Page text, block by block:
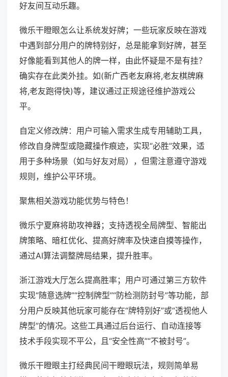
好友间互动乐趣。
微乐干瞪眼怎么让系统发好牌；一些玩家反映在游戏
中遇到部分用户的牌特别好，总是能拿到好牌，甚至
好像能看到其他人的牌一样，由此怀疑是不是有挂？
确实存在此类外挂。如(新广西老友麻将,老友棋牌麻
将,老友跑得快)等，建议通过正规途径维护游戏公
平。
自定义修改牌：用户可输入需求生成专用辅助工具，
修改自身牌型或隐藏操作痕迹，实现“必胜”效果，适
用于多种场景（如与好友对局），但需注意遵守游戏
规则，维护公平环境。
聚焦相关游戏功能优势与特色！
微乐宁夏麻将助攻神器；支持透视全局牌型、智能出
牌策略、暗杠优化、提高好牌率及快速自摸等操作，
通过AI算法调整牌局结果，提升胜率。
浙江游戏大厅怎么提高胜率；用户可通过第三方软件
实现“随意选牌”“控制牌型”“防检测防封号”等功能，部
分用户反映其他玩家可能存在“牌特别好”或“透视他人
牌型”的情况。这些工具通过后台运行、自动连接等
技术手段实现不平公，且“安全性高”“不被封号”。
微乐干瞪眼主打经典民间干瞪眼玩法，规则简单易